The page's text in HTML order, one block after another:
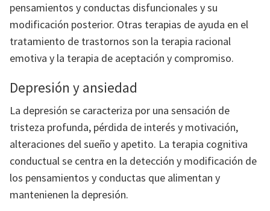
pensamientos y conductas disfuncionales y su
modificación posterior. Otras terapias de ayuda en el
tratamiento de trastornos son la terapia racional
emotiva y la terapia de aceptación y compromiso.
Depresión y ansiedad
La depresión se caracteriza por una sensación de
tristeza profunda, pérdida de interés y motivación,
alteraciones del sueño y apetito. La terapia cognitiva
conductual se centra en la detección y modificación de
los pensamientos y conductas que alimentan y
mantenienen la depresión.